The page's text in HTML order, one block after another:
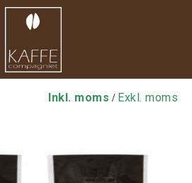
Inkl. moms / Exkl. moms